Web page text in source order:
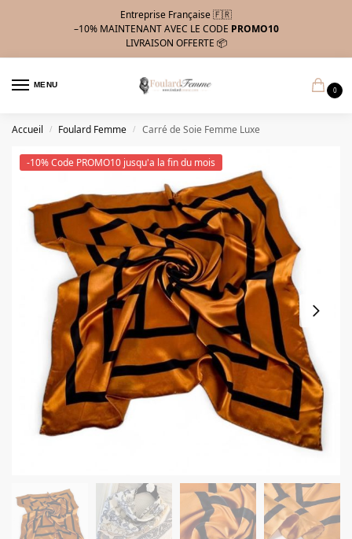
Entreprise Française 🇫🇷
–10% MAINTENANT AVEC LE CODE PROMO10
LIVRAISON OFFERTE 📦
MENU
0
Accueil / Foulard Femme / Carré de Soie Femme Luxe
-10% Code PROMO10 jusqu'a la fin du mois